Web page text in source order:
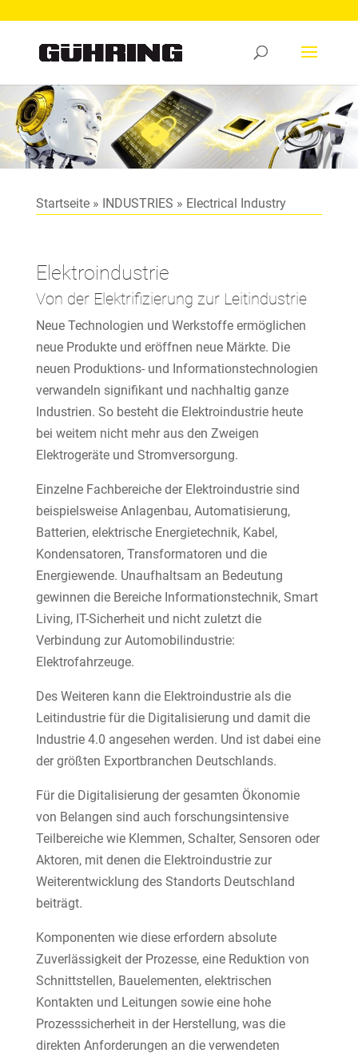
Startseite» INDUSTRIES » Electrical Industry
Elektroindustrie
Von der Elektrifizierung zur Leitindustrie
Neue Technologien und Werkstoffe ermöglichen
neue Produkte und eröffnen neue Märkte. Die
neuen Produktions- und Informationstechnologien
verwandeln signifikant und nachhaltig ganze
Industrien. So besteht die Elektroindustrie heute
bei weitem nicht mehr aus den Zweigen
Elektrogeräte und Stromversorgung.
Einzelne Fachbereiche der Elektroindustrie sind
beispielsweise Anlagenbau, Automatisierung,
Batterien, elektrische Energietechnik, Kabel,
Kondensatoren, Transformatoren und die
Energiewende. Unaufhaltsam an Bedeutung
gewinnen die Bereiche Informationstechnik, Smart
Living, IT-Sicherheit und nicht zuletzt die
Verbindung zur Automobilindustrie:
Elektrofahrzeuge.
Des Weiteren kann die Elektroindustrie als die
Leitindustrie für die Digitalisierung und damit die
Industrie 4.0 angesehen werden. Und ist dabei eine
der größten Exportbranchen Deutschlands.
Für die Digitalisierung der gesamten Ökonomie
von Belangen sind auch forschungsintensive
Teilbereiche wie Klemmen, Schalter, Sensoren oder
Aktoren, mit denen die Elektroindustrie zur
Weiterentwicklung des Standorts Deutschland
beiträgt.
Komponenten wie diese erfordern absolute
Zuverlässigkeit der Prozesse, eine Reduktion von
Schnittstellen, Bauelementen, elektrischen
Kontakten und Leitungen sowie eine hohe
Prozesssicherheit in der Herstellung, was die
direkten Anforderungen an die verwendeten